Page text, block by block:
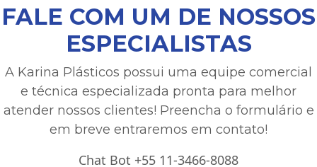
FALE COM UM DE NOSSOS
ESPECIALISTAS
A Karina Plásticos possui uma equipe comercial
e técnica especializada pronta para melhor
atender nossos clientes! Preencha o formulário e
em breve entraremos em contato!
Chat Bot +55 11-3466-8088